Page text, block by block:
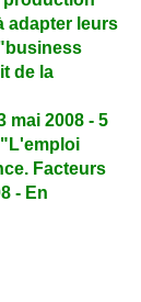
adapter leurs
de la
mai 2008 - 5
Facteurs
- En